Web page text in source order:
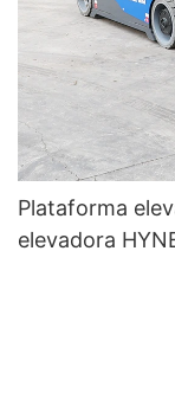
Plataforma
elevadora